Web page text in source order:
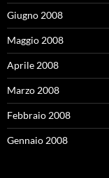
Giugno 2008
Maggio 2008
Aprile 2008
Marzo 2008
Febbraio 2008
Gennaio 2008